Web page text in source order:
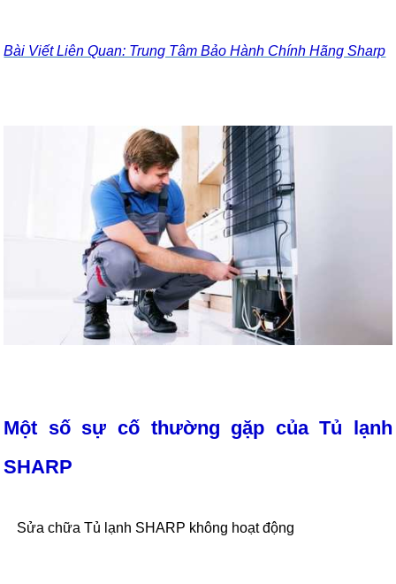
Bài Viết Liên Quan: Trung Tâm Bảo Hành Chính Hãng Sharp
Một số sự cố thường gặp của Tủ lạnh
SHARP
Sửa chữa Tủ lạnh SHARP không hoạt động